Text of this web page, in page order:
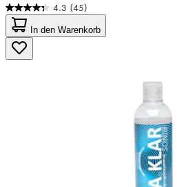
4.3 (45)
4.3
von
5
Sternen.
45
In den Warenkorb